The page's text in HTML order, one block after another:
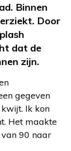
Binnen
Door
dat de
zijn.
gegeven
Ik kon
Het maakte
90 naar